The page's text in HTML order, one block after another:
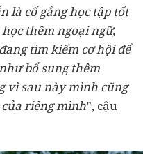
là cố gắng học tập tốt
thêm ngoại ngữ,
tìm kiếm cơ hội để
bổ sung thêm
vì sau này mình cũng
riêng mình”, cậu